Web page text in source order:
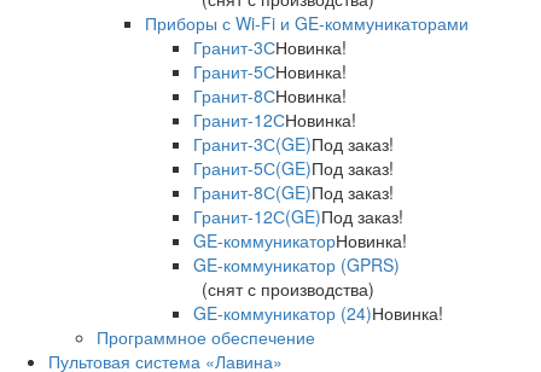
Приборы с Wi-Fi и GE-коммуникаторами
Гранит-3СНовинка!
Гранит-5СНовинка!
Гранит-8СНовинка!
Гранит-12СНовинка!
Гранит-3С(GE)Под заказ!
Гранит-5С(GE)Под заказ!
Гранит-8С(GE)Под заказ!
Гранит-12С(GE)Под заказ!
GE-коммуникаторНовинка!
GE-коммуникатор (GPRS)
(снят с производства)
GE-коммуникатор (24)Новинка!
Программное обеспечение
Пультовая система «Лавина»